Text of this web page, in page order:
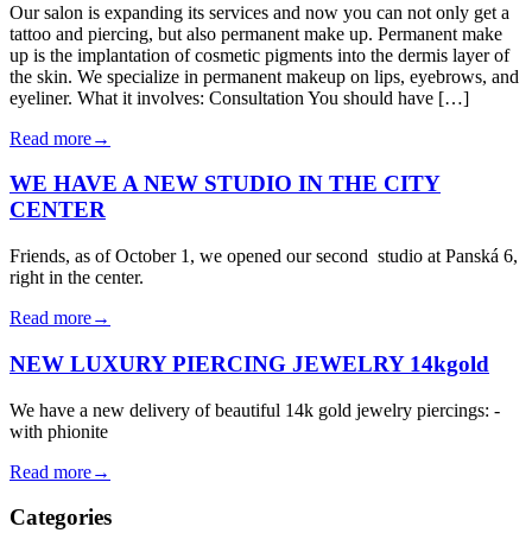
Our salon is expanding its services and now you can not only get a
tattoo and piercing, but also permanent make up. Permanent make
up is the implantation of cosmetic pigments into the dermis layer of
the skin. We specialize in permanent makeup on lips, eyebrows, and
eyeliner. What it involves: Consultation You should have […]
Read more→
WE HAVE A NEW STUDIO IN THE CITY
CENTER
Friends, as of October 1, we opened our second studio at Panská 6,
right in the center.
Read more→
NEW LUXURY PIERCING JEWELRY 14kgold
We have a new delivery of beautiful 14k gold jewelry piercings: -
with phionite
Read more→
Categories